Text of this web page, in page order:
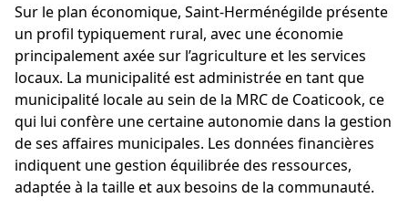
Sur le plan économique, Saint-Herménégilde présente
un profil typiquement rural, avec une économie
principalement axée sur l’agriculture et les services
locaux. La municipalité est administrée en tant que
municipalité locale au sein de la MRC de Coaticook, ce
qui lui confère une certaine autonomie dans la gestion
de ses affaires municipales. Les données financières
indiquent une gestion équilibrée des ressources,
adaptée à la taille et aux besoins de la communauté.